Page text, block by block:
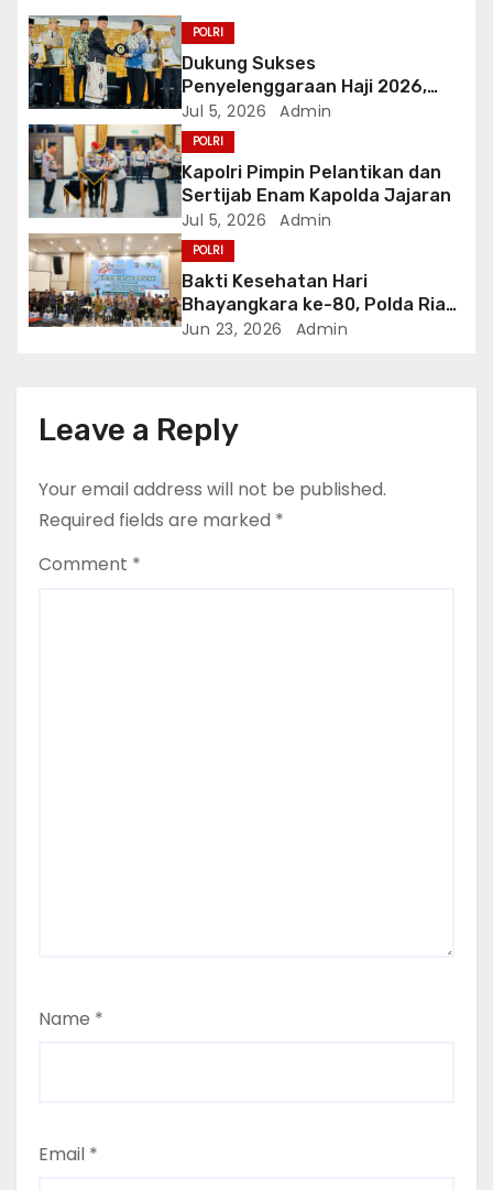
g
a
t
i
o
n
POLRI
Dukung Sukses
Penyelenggaraan Haji 2026,
Polri Terima Penghargaan dari
Kementerian Haji dan Umrah RI
Jul 5, 2026 Admin
POLRI
Kapolri Pimpin Pelantikan dan
Sertijab Enam Kapolda Jajaran
Jul 5, 2026 Admin
POLRI
Bakti Kesehatan Hari
Bhayangkara ke-80, Polda Riau
Gelar 14 Layanan Medis
Jun 23, 2026 Admin
Leave a Reply
Your email address will not be published.
Required fields are marked *
Comment *
Name *
Email *